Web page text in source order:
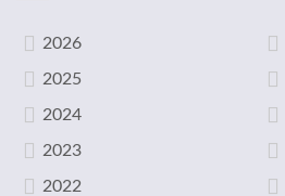
2026
2025
2024
2023
2022